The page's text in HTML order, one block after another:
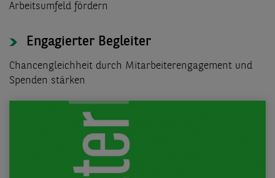
Arbeitsumfeld fördern
Engagierter Begleiter
Chancengleichheit durch Mitarbeiterengagement und
Spenden stärken